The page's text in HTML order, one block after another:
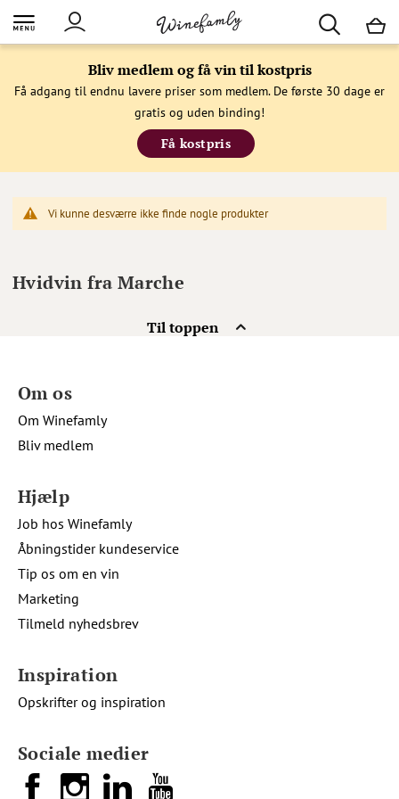
Bliv medlem og få vin til kostpris
Få adgang til endnu lavere priser som medlem. De første 30 dage er
gratis og uden binding!
Få kostpris
Vi kunne desværre ikke finde nogle produkter
Til toppen
Hvidvin fra Marche
Sociale medier
Om os
Om Winefamly
Bliv medlem
Hjælp
Job hos Winefamly
Åbningstider kundeservice
Tip os om en vin
Marketing
Tilmeld nyhedsbrev
Inspiration
Opskrifter og inspiration